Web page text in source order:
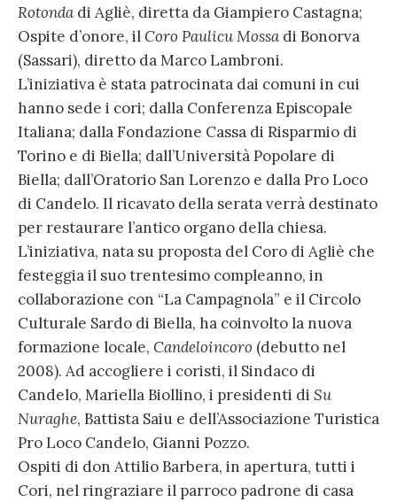
Rotonda di Agliè, diretta da Giampiero Castagna;
Ospite d’onore, ilCoro Paulicu Mossa di Bonorva
(Sassari), diretto da Marco Lambroni.
L’iniziativa è stata patrocinata dai comuni in cui
hanno sede i cori; dalla Conferenza Episcopale
Italiana; dalla Fondazione Cassa di Risparmio di
Torino e di Biella; dall’Università Popolare di
Biella; dall’Oratorio San Lorenzo e dalla Pro Loco
di Candelo. Il ricavato della serata verrà destinato
per restaurare l’antico organo della chiesa.
L’iniziativa, nata su proposta del Coro di Agliè che
festeggia il suo trentesimo compleanno, in
collaborazione con “La Campagnola” e il Circolo
Culturale Sardo di Biella, ha coinvolto la nuova
formazione locale, Candeloincoro (debutto nel
2008). Ad accogliere i coristi, il Sindaco di
Candelo, Mariella Biollino, i presidenti di Su
Nuraghe, Battista Saiu e dell’Associazione Turistica
Pro Loco Candelo, Gianni Pozzo.
Ospiti di don Attilio Barbera, in apertura, tutti i
Cori, nel ringraziare il parroco padrone di casa